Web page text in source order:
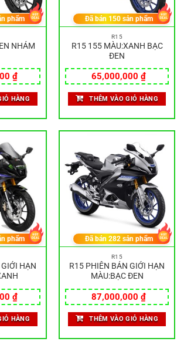
NHÁM
₫
phẩm
HÀNG
R15
R15 155 MÀU:XANH BẠC
ĐEN
65,000,000 ₫
Đã bán 150 sản phẩm
THÊM VÀO GIỎ HÀNG
HẠN
₫
phẩm
HÀNG
R15
R15 PHIÊN BẢN GIỚI HẠN
MÀU:BẠC ĐEN
87,000,000 ₫
Đã bán282 sản phẩm
THÊM VÀO GIỎ HÀNG